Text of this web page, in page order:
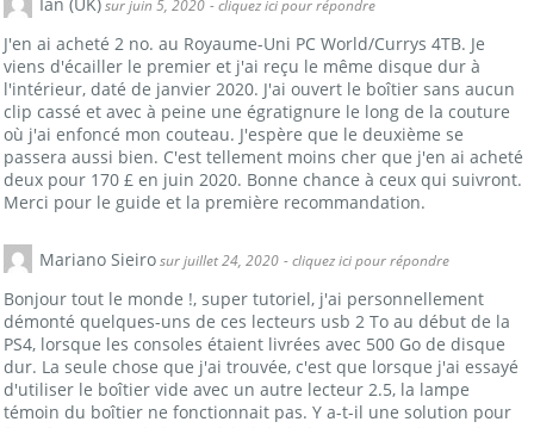
Ian (UK)sur juin 5, 2020 - cliquez ici pour répondre
J'en ai acheté 2 no. au Royaume-Uni PC World/Currys 4TB. Je
viens d'écailler le premier et j'ai reçu le même disque dur à
l'intérieur, daté de janvier 2020. J'ai ouvert le boîtier sans aucun
clip cassé et avec à peine une égratignure le long de la couture
où j'ai enfoncé mon couteau. J'espère que le deuxième se
passera aussi bien. C'est tellement moins cher que j'en ai acheté
deux pour 170 £ en juin 2020. Bonne chance à ceux qui suivront.
Merci pour le guide et la première recommandation.
Mariano Sieirosur juillet 24, 2020 - cliquez ici pour répondre
Bonjour tout le monde !, super tutoriel, j'ai personnellement
démonté quelques-uns de ces lecteurs usb 2 To au début de la
PS4, lorsque les consoles étaient livrées avec 500 Go de disque
dur. La seule chose que j'ai trouvée, c'est que lorsque j'ai essayé
d'utiliser le boîtier vide avec un autre lecteur 2.5, la lampe
témoin du boîtier ne fonctionnait pas. Y a-t-il une solution pour